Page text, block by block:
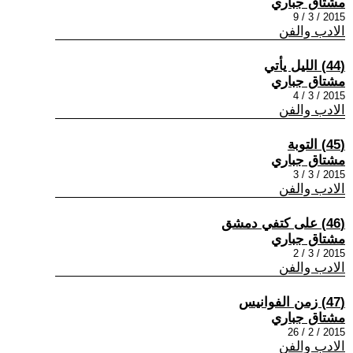
2015 / 3 / 9
الادب والفن
(44) الليل يأتي
مشتاق جباري
2015 / 3 / 4
الادب والفن
(45) التوبة
مشتاق جباري
2015 / 3 / 3
الادب والفن
(46) على كتفي دمشق
مشتاق جباري
2015 / 3 / 2
الادب والفن
(47) زمن الفوانيس
مشتاق جباري
2015 / 2 / 26
الادب والفن